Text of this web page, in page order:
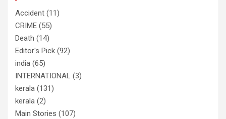
Accident (11)
CRIME (55)
Death (14)
Editor's Pick (92)
india (65)
INTERNATIONAL (3)
kerala (131)
kerala (2)
Main Stories (107)